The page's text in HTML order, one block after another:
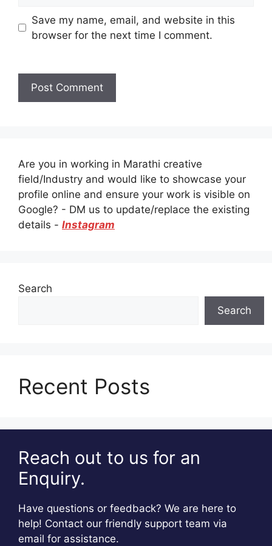
Save my name, email, and website in this
browser for the next time I comment.
Are you in working in Marathi creative
field/Industry and would like to showcase your
profile online and ensure your work is visible on
Google? - DM us to update/replace the existing
details - Instagram
Search
Search
Recent Posts
Reach out to us for an
Enquiry.
Have questions or feedback? We are here to
help! Contact our friendly support team via
email for assistance.